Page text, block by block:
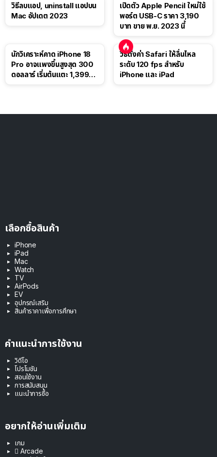
วิธีลบแอป, uninstall แอปบน
Mac อัปเดต 2023
เปิดตัว Apple Pencil ใหม่ใช้
พอร์ต USB-C ราคา 3,190
บาท ขาย พ.ย. 2023 นี้
นักวิเคราะห์คาด iPhone 18
Pro อาจแพงขึ้นสูงสุด 300
ดอลลาร์ เริ่มต้นแตะ 1,399
วิธีตั้งค่า Safari ให้ลื่นไหล
ระดับ 120 fps สำหรับ
iPhone และ iPad
เลือกซื้อสินค้า
iPhone
iPad
Mac
Watch
TV
AirPods
EV
อุปกรณ์เสริม
สินค้าราคาเพื่อการศึกษา
คำแนะนำการใช้งาน
วิดีโอ
โปรโมชัน
สอนใช้งาน
การสนับสนุน
แนะนำการซื้อ
อยากให้อ่านเพิ่มเติม
เกม
 Arcade